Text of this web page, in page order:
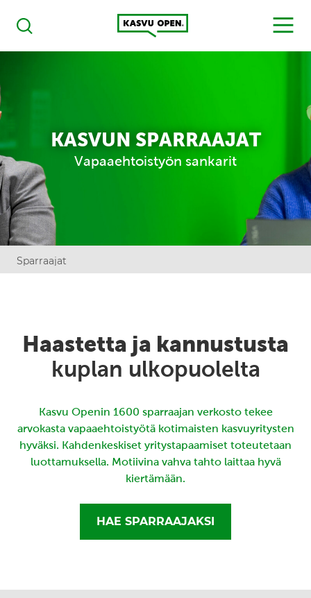
Haku
Kasvu Open
MENU
KASVUN SPARRAAJAT
Vapaaehtoistyön sankarit
Sparraajat
Haastetta ja kannustusta
kuplan ulkopuolelta
Kasvu Openin 1600 sparraajan verkosto tekee
arvokasta vapaaehtoistyötä kotimaisten kasvuyritysten
hyväksi. Kahdenkeskiset yritystapaamiset toteutetaan
luottamuksella. Motiivina vahva tahto laittaa hyvä
kiertämään.
HAE SPARRAAJAKSI